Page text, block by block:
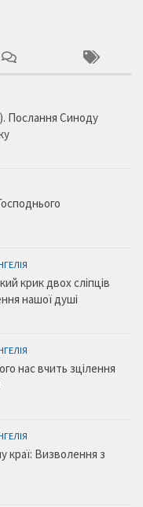
Послання Синоду
крик двох сліпців
нашої душі
нас вчить зцілення
краї: Визволення з